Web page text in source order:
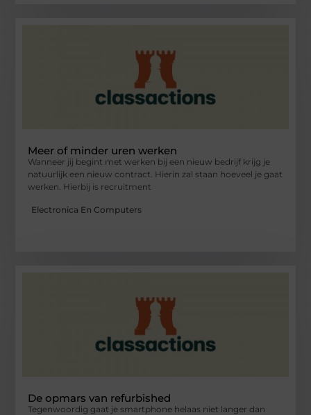
Meer of minder uren werken
Wanneer jij begint met werken bij een nieuw bedrijf krijg je
natuurlijk een nieuw contract. Hierin zal staan hoeveel je gaat
werken. Hierbij is recruitment
Electronica En Computers
De opmars van refurbished
Tegenwoordig gaat je smartphone helaas niet langer dan